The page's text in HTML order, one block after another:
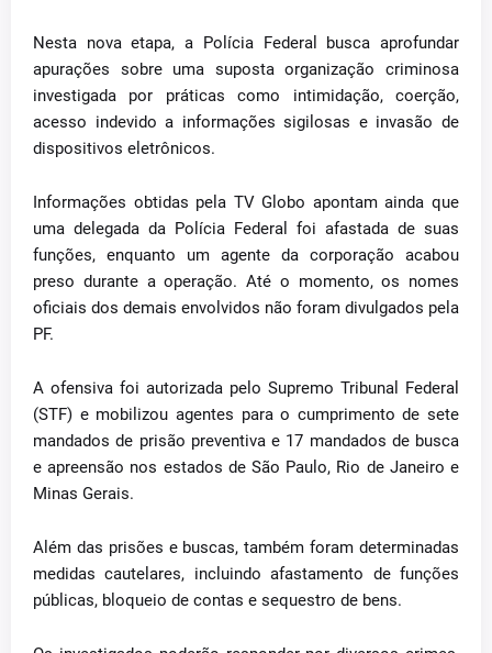
Nesta nova etapa, a Polícia Federal busca aprofundar
apurações sobre uma suposta organização criminosa
investigada por práticas como intimidação, coerção,
acesso indevido a informações sigilosas e invasão de
dispositivos eletrônicos.
Informações obtidas pela TV Globo apontam ainda que
uma delegada da Polícia Federal foi afastada de suas
funções, enquanto um agente da corporação acabou
preso durante a operação. Até o momento, os nomes
oficiais dos demais envolvidos não foram divulgados pela
PF.
A ofensiva foi autorizada pelo Supremo Tribunal Federal
(STF) e mobilizou agentes para o cumprimento de sete
mandados de prisão preventiva e 17 mandados de busca
e apreensão nos estados de São Paulo, Rio de Janeiro e
Minas Gerais.
Além das prisões e buscas, também foram determinadas
medidas cautelares, incluindo afastamento de funções
públicas, bloqueio de contas e sequestro de bens.